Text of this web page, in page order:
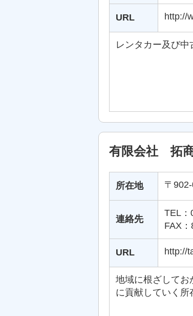
URL http://
レンタカー及び中
有限会社 拓
所在地 〒
連絡先
TEL：
FAX
URL http://
地域に根ざしてお
に貢献していく所